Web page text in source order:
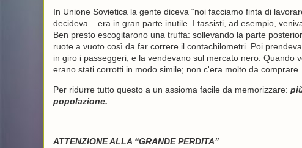
In Unione Sovietica la gente diceva “noi facciamo finta di
decideva – era in gran parte inutile. I tassisti, ad esempio,
Ben presto escogitarono una truffa: sollevando la parte
ruote a vuoto così da far correre il contachilometri. Poi
in giro i passeggeri, e la vendevano sul mercato nero. Quando
erano stati corrotti in modo simile; non c'era molto da comprare.
Per ridurre tutto questo a un assioma facile da memorizzare:
popolazione.
ATTENZIONE ALLA “GRANDE PERDITA”